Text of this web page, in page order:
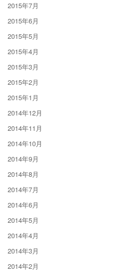
2015年7月
2015年6月
2015年5月
2015年4月
2015年3月
2015年2月
2015年1月
2014年12月
2014年11月
2014年10月
2014年9月
2014年8月
2014年7月
2014年6月
2014年5月
2014年4月
2014年3月
2014年2月